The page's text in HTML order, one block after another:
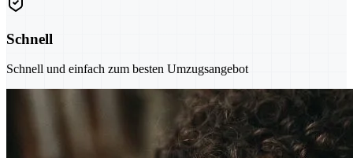
Schnell
Schnell und einfach zum besten Umzugsangebot